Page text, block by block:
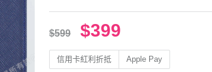
$599 $399
信用卡紅利折抵 Apple Pay